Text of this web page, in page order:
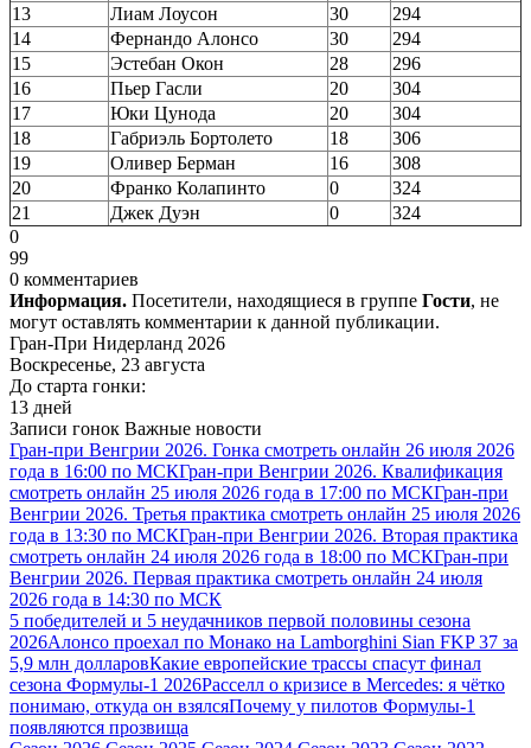
13
Лиам Лоусон 30
294
14
Фернандо Алонсо 30
294
15
Эстебан Окон 28
296
16
Пьер Гасли 20
304
17
Юки Цунода 20
304
18
Габриэль Бортолето 18
306
19
Оливер Берман 16
308
20
Франко Колапинто 0
324
21
Джек Дуэн 0
324
0
99
0 комментариев
Информация. Посетители, находящиеся в группе Гости, не
могут оставлять комментарии к данной публикации.
Гран-При Нидерланд 2026
Воскресенье, 23 августа
До старта гонки:
13 дней
Записи гонок Важные новости
Гран-при Венгрии 2026. Гонка смотреть онлайн 26 июля 2026
года в 16:00 по МСКГран-при Венгрии 2026. Квалификация
смотреть онлайн 25 июля 2026 года в 17:00 по МСКГран-при
Венгрии 2026. Третья практика смотреть онлайн 25 июля 2026
года в 13:30 по МСКГран-при Венгрии 2026. Вторая практика
смотреть онлайн 24 июля 2026 года в 18:00 по МСКГран-при
Венгрии 2026. Первая практика смотреть онлайн 24 июля
2026 года в 14:30 по МСК
5 победителей и 5 неудачников первой половины сезона
2026Алонсо проехал по Монако на Lamborghini Sian FKP 37 за
5,9 млн долларовКакие европейские трассы спасут финал
сезона Формулы-1 2026Расселл о кризисе в Mercedes: я чётко
понимаю, откуда он взялсяПочему у пилотов Формулы-1
появляются прозвища